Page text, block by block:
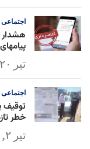
اجتماعی
تیر ۲۰, ۱۴۰۵
اجتماعی
خطر
تیر ۲, ۱۴۰۵